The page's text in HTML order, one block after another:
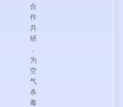
合
作
共
研
，
为
空
气
杀
毒